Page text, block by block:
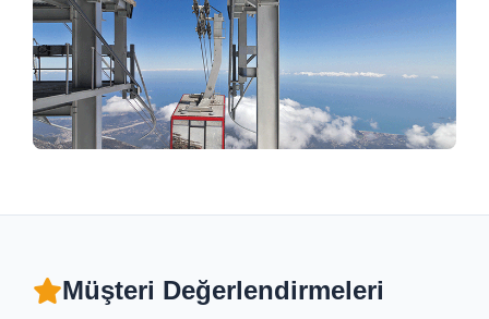
Müşteri Değerlendirmeleri